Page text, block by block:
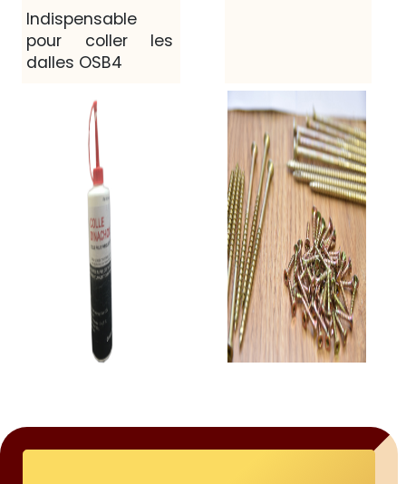
Indispensable
pour coller les
dalles OSB4